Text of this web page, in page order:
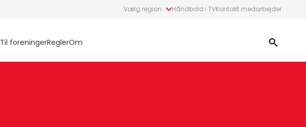
Vælg region Håndbold i TVKontakt medarbejder
Til foreningerReglerOm